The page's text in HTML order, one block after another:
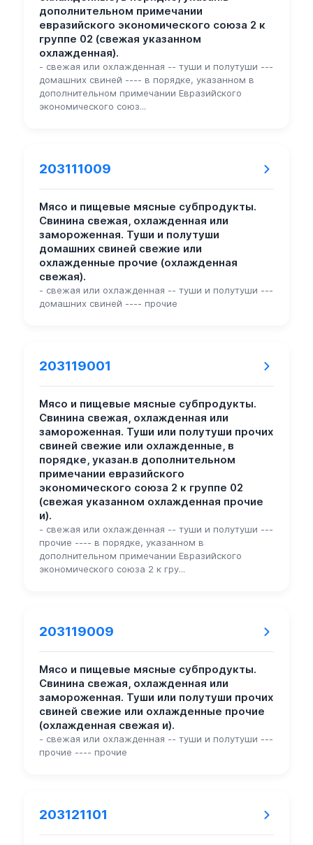
дополнительном примечании
евразийского экономического союза 2 к
группе 02 (свежая указанном
охлажденная).
- свежая или охлажденная -- туши и полутуши ---
домашних свиней ---- в порядке, указанном в
дополнительном примечании Евразийского
экономического союз...
203111009
Мясо и пищевые мясные субпродукты.
Свинина свежая, охлажденная или
замороженная. Туши и полутуши
домашних свиней свежие или
охлажденные прочие (охлажденная
свежая).
- свежая или охлажденная -- туши и полутуши ---
домашних свиней ---- прочие
203119001
Мясо и пищевые мясные субпродукты.
Свинина свежая, охлажденная или
замороженная. Туши или полутуши прочих
свиней свежие или охлажденные, в
порядке, указан.в дополнительном
примечании евразийского
экономического союза 2 к группе 02
(свежая указанном охлажденная прочие
и).
- свежая или охлажденная -- туши и полутуши ---
прочие ---- в порядке, указанном в
дополнительном примечании Евразийского
экономического союза 2 к гру...
203119009
Мясо и пищевые мясные субпродукты.
Свинина свежая, охлажденная или
замороженная. Туши или полутуши прочих
свиней свежие или охлажденные прочие
(охлажденная свежая и).
- свежая или охлажденная -- туши и полутуши ---
прочие ---- прочие
203121101